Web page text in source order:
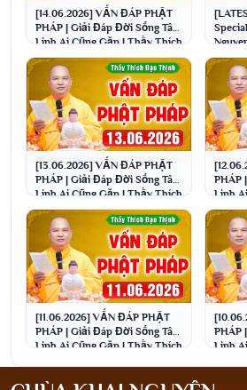
[14.06.2026] VẤN ĐÁP PHẬT
PHÁP | Giải Đáp Đời Sống Tâm
Linh Ai Cũng Gặp | Thầy Thích
Đạo Thịnh
[13.06.2026] VẤN ĐÁP PHẬT
PHÁP | Giải Đáp Đời Sống Tâm
Linh Ai Cũng Gặp | Thầy Thích
Đạo Thịnh
PHÁP
Linh
Đạo
[11.06.2026] VẤN ĐÁP PHẬT
PHÁP | Giải Đáp Đời Sống Tâm
Linh Ai Cũng Gặp | Thầy Thích
PHÁP
Linh